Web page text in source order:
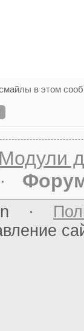
в этом
Модули
·